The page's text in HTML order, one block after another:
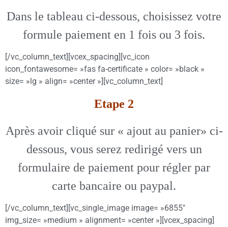
Dans le tableau ci-dessous, choisissez votre
formule paiement en 1 fois ou 3 fois.
[/vc_column_text][vcex_spacing][vc_icon
icon_fontawesome= »fas fa-certificate » color= »black »
size= »lg » align= »center »][vc_column_text]
Etape 2
Après avoir cliqué sur « ajout au panier» ci-
dessous, vous serez redirigé vers un
formulaire de paiement pour régler par
carte bancaire ou paypal.
[/vc_column_text][vc_single_image image= »6855″
img_size= »medium » alignment= »center »][vcex_spacing]